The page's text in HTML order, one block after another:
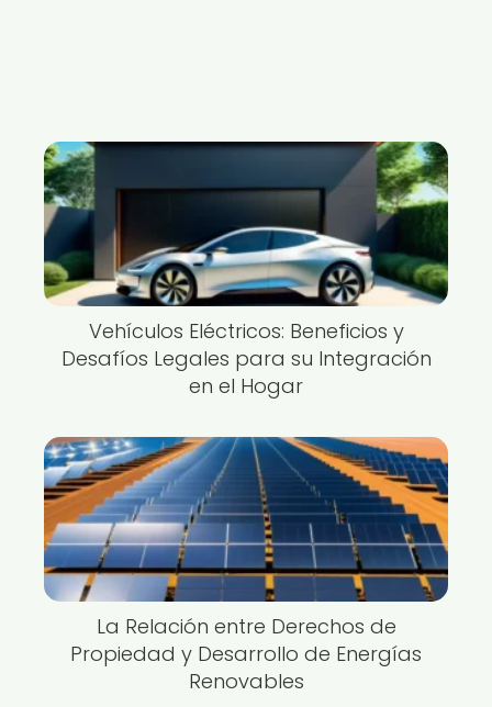
Vehículos Eléctricos: Beneficios y
Desafíos Legales para su Integración
en el Hogar
La Relación entre Derechos de
Propiedad y Desarrollo de Energías
Renovables